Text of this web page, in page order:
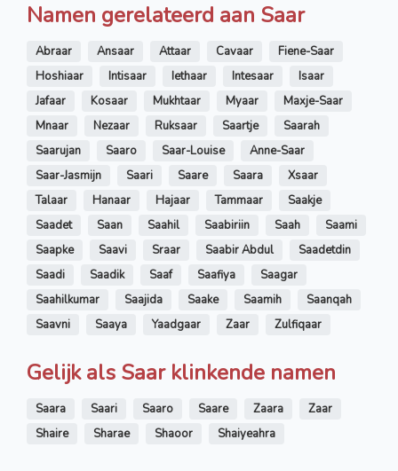
Namen gerelateerd aan Saar
Abraar Ansaar Attaar Cavaar
Fiene-Saar
Hoshiaar
Intisaar Iethaar Intesaar
Isaar
Jafaar
Kosaar Mukhtaar Myaar
Maxje-Saar
Mnaar
Nezaar Ruksaar Saartje
Saarah
Saarujan
Saaro Saar-Louise
Anne-Saar
Saar-Jasmijn
Saari Saare Saara
Xsaar
Talaar
Hanaar Hajaar Tammaar
Saakje
Saadet
Saan Saahil Saabiriin Saah
Saami
Saapke
Saavi Sraar Saabir Abdul
Saadetdin
Saadi
Saadik Saaf Saafiya
Saagar
Saahilkumar
Saajida Saake Saamih
Saanqah
Saavni
Saaya Yaadgaar Zaar Zulfiqaar
Gelijk als Saar klinkende namen
Saara Saari Saaro Saare Zaara
Zaar
Shaire
Sharae Shaoor Shaiyeahra